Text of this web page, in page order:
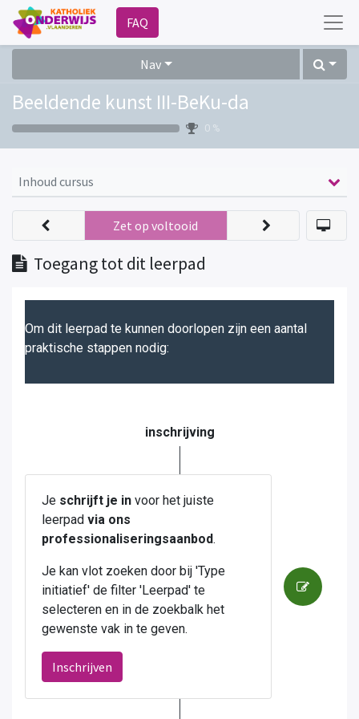
FAQ
Nav
Beeldende kunst III-BeKu-da
0 %
Inhoud cursus
Toegang tot dit leerpad
Zet op voltooid
Om dit leerpad te kunnen doorlopen zijn een aantal
praktische stappen nodig:
inschrijving
Je schrijft je in voor het juiste
leerpad via ons
professionaliseringsaanbod.
Je kan vlot zoeken door bij 'Type
initiatief' de filter 'Leerpad' te
selecteren en in de zoekbalk het
gewenste vak in te geven.
Inschrijven